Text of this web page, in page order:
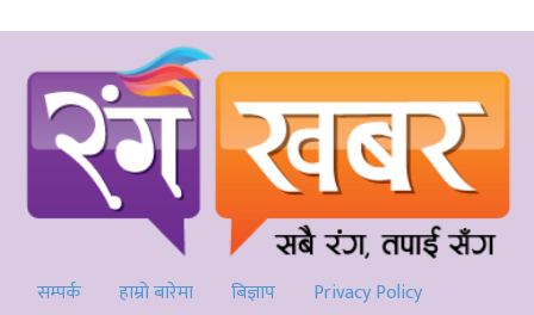
सम्पर्क हाम्रो बारेमा बिज्ञाप
Privacy Policy